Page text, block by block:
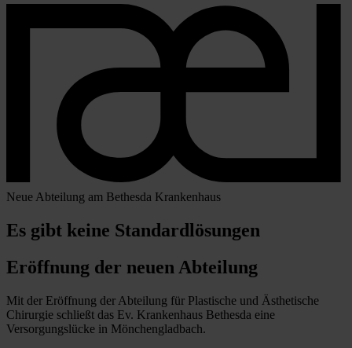
Neue Abteilung am Bethesda Krankenhaus
Es gibt keine Standardlösungen
Eröffnung der neuen Abteilung
Mit der Eröffnung der Abteilung für Plastische und Ästhetische
Chirurgie schließt das Ev. Krankenhaus Bethesda eine
Versorgungslücke in Mönchengladbach.